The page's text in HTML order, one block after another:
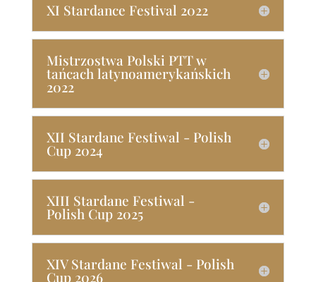
XI Stardance Festival 2022
Mistrzostwa Polski PTT w
tańcach latynoamerykańskich
2022
XII Stardane Festiwal - Polish
Cup 2024
XIII Stardane Festiwal -
Polish Cup 2025
XIV Stardane Festiwal - Polish
Cup 2026